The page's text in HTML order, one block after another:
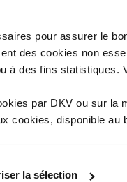
pour assurer le
des cookies non
à des fins statistiques.
par DKV ou sur la
cookies, disponible au
la sélection
Code postal
Téléphone